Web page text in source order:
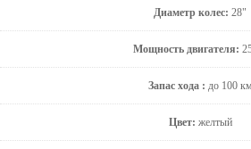
Диаметр колес: 28"
Мощность двигателя:
Запас хода : до 100 км
Цвет: желтый